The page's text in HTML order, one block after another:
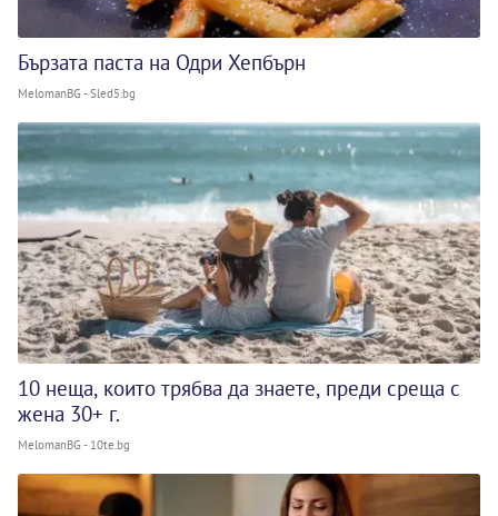
Бързата паста на Одри Хепбърн
MelomanBG - Sled5.bg
10 неща, които трябва да знаете, преди среща с
жена 30+ г.
MelomanBG - 10te.bg